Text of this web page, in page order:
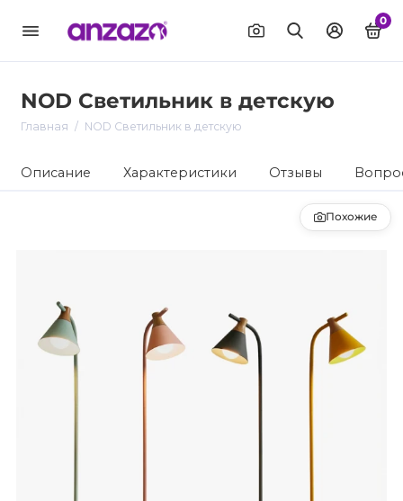
0
NOD Светильник в детскую
Главная NOD Светильник в детскую
Описание Характеристики Отзывы
Похожие